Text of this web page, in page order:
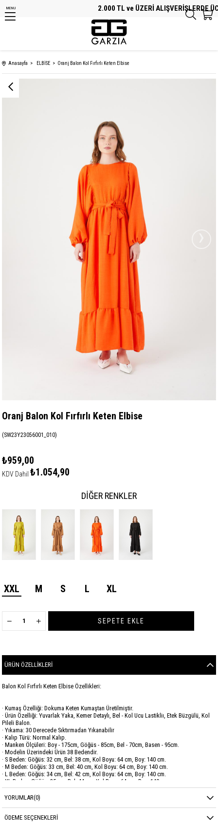
2.000 TL ve ÜZERİ ALIŞVERİŞLERDE
MENU
Anasayfa ELBİSE Oranj Balon Kol Fırfırlı Keten Elbise
Oranj Balon Kol Fırfırlı Keten Elbise
(SW23Y23056001_010)
₺959,00
KDV Dahil ₺1.054,90
DIĞER RENKLER
XXL M S L XL
ÜRÜN ÖZELLIKLERI
Balon Kol Fırfırlı Keten Elbise Özellikleri:
· Kumaş Özelliği: Dokuma Keten Kumaştan Üretilmiştir.
· Ürün Özelliği: Yuvarlak Yaka, Kemer Detaylı, Bel - Kol Ucu Lastikliı, Etek Büzgülü, Kol
Pileli Balon.
· Yıkama: 30 Derecede Sıktırmadan Yıkanabilir
· Kalıp Türü: Normal Kalıp.
· Manken Ölçüleri: Boy - 175cm, Göğüs - 85cm, Bel - 70cm, Basen - 95cm.
· Modelin Üzerindeki Ürün 38 Bedendir.
· S Beden: Göğüs: 32 cm, Bel: 38 cm, Kol Boyu: 64 cm, Boy: 140 cm.
· M Beden: Göğüs: 33 cm, Bel: 40 cm, Kol Boyu: 64 cm, Boy: 140 cm.
· L Beden: Göğüs: 34 cm, Bel: 42 cm, Kol Boyu: 64 cm, Boy: 140 cm.
· XL Beden: Göğüs: 35 cm, Bel: 44 cm, Kol Boyu: 64 cm, Boy: 140 cm.
· XXL Beden: Göğüs: 36 cm, Bel: 46 cm, Kol Boyu: 64 cm, Boy: 140 cm.
Sezon
YORUMLAR(0)
ÖDEME SEÇENEKLERI